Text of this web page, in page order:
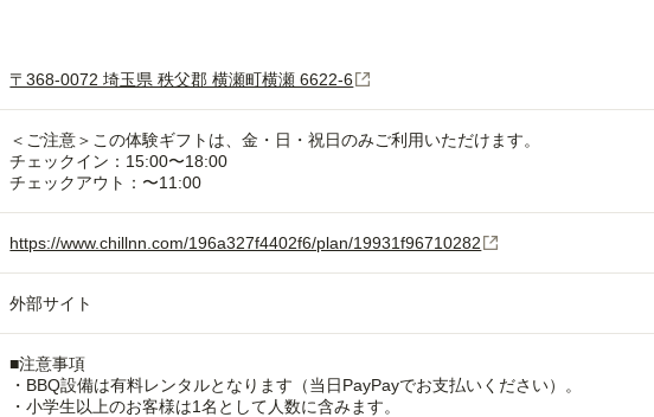
〒368-0072 埼玉県 秩父郡 横瀬町横瀬 6622-6
＜ご注意＞この体験ギフトは、金・日・祝日のみご利用いただけます。
チェックイン：15:00〜18:00
チェックアウト：〜11:00
https://www.chillnn.com/196a327f4402f6/plan/19931f96710282
外部サイト
■注意事項
・BBQ設備は有料レンタルとなります（当日PayPayでお支払いください）。
・小学生以上のお客様は1名として人数に含みます。